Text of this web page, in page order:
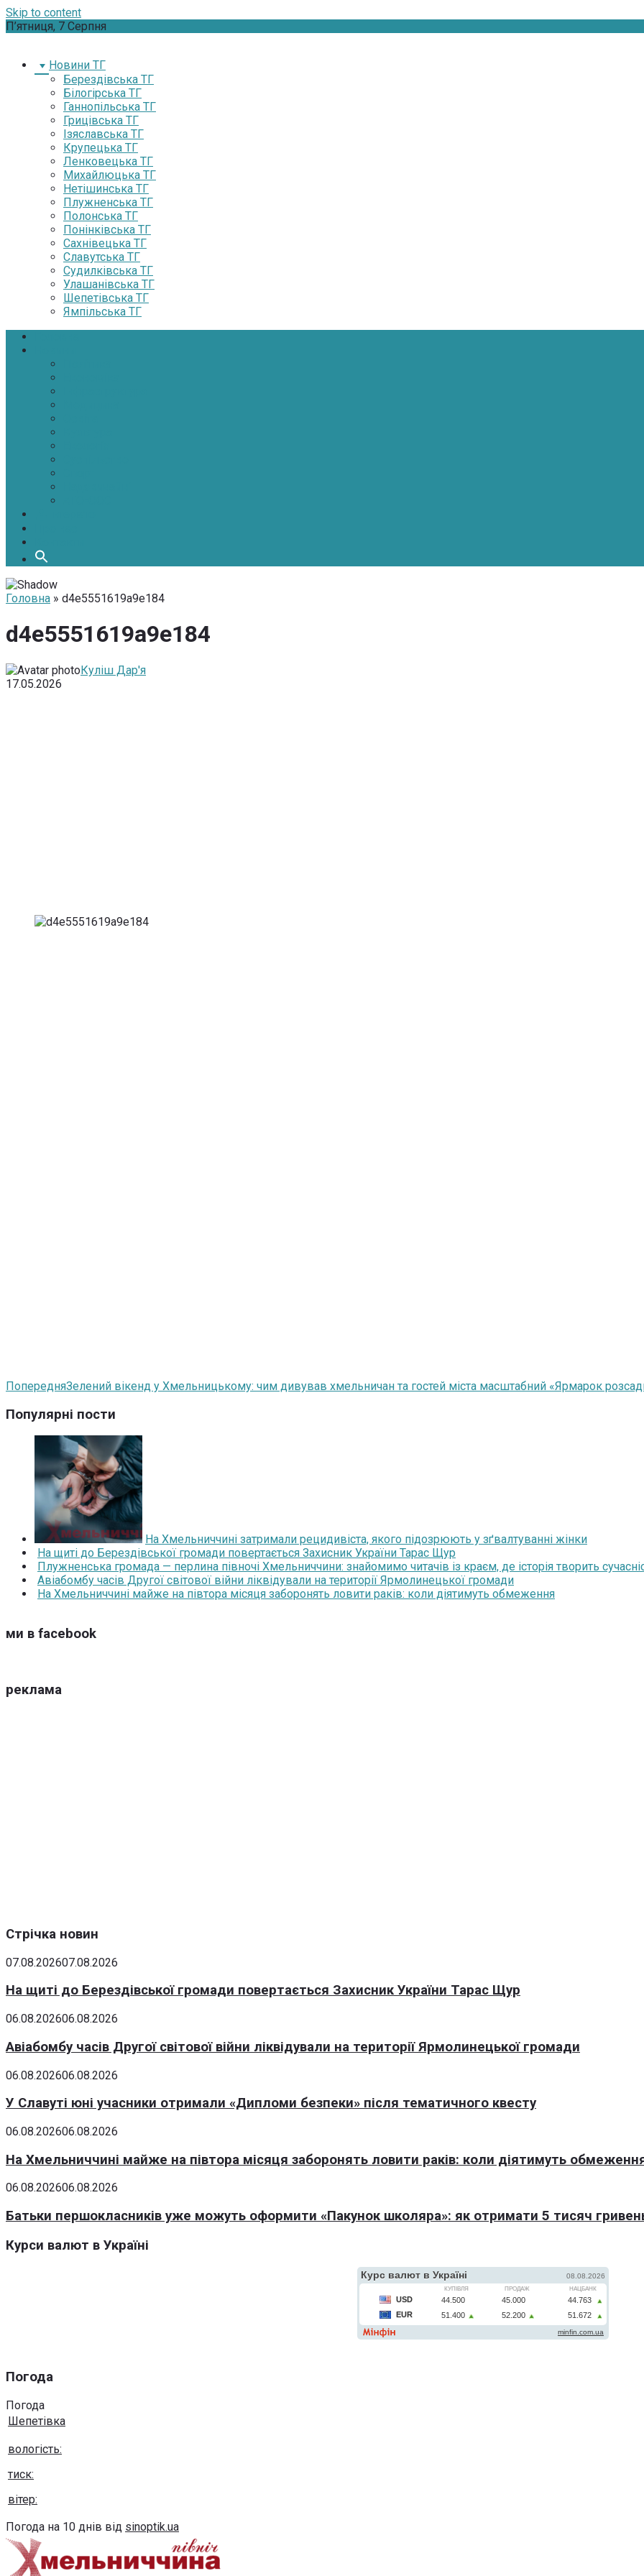
Skip to content
П’ятниця, 7 Серпня
Новини ТГ
Берездівська ТГ
Білогірська ТГ
Ганнопільська ТГ
Грицівська ТГ
Ізяславська ТГ
Крупецька ТГ
Ленковецька ТГ
Михайлюцька ТГ
Нетішинська ТГ
Плужненська ТГ
Полонська ТГ
Понінківська ТГ
Сахнівецька ТГ
Славутська ТГ
Судилківська ТГ
Улашанівська ТГ
Шепетівська ТГ
Ямпільська ТГ
Головна » d4e5551619a9e184
d4e5551619a9e184
Куліш Дар'я
17.05.2026
ПопередняЗелений вікенд у Хмельницькому: чим дивував хмельничан та гостей міста масштабний «Ярмарок
Популярні пости
На Хмельниччині затримали рецидивіста, якого підозрюють у зґвалтуванні жінки
На щиті до Берездівської громади повертається Захисник України Тарас Щур
Плужненська громада — перлина півночі Хмельниччини: знайомимо читачів із краєм, де історія творить
Авіабомбу часів Другої світової війни ліквідували на території Ярмолинецької громади
На Хмельниччині майже на півтора місяця заборонять ловити раків: коли діятимуть обмеження
ми в facebook
реклама
Стрічка новин
07.08.202607.08.2026
На щиті до Берездівської громади повертається Захисник України Тарас Щур
06.08.202606.08.2026
Авіабомбу часів Другої світової війни ліквідували на території Ярмолинецької громади
06.08.202606.08.2026
У Славуті юні учасники отримали «Дипломи безпеки» після тематичного квесту
06.08.202606.08.2026
На Хмельниччині майже на півтора місяця заборонять ловити раків: коли діятимуть
06.08.202606.08.2026
Батьки першокласників уже можуть оформити «Пакунок школяра»: як отримати 5 тисяч
Курси валют в Україні
Погода
Погода
Шепетівка
вологість:
тиск:
вітер:
Погода на 10 днів від sinoptik.ua